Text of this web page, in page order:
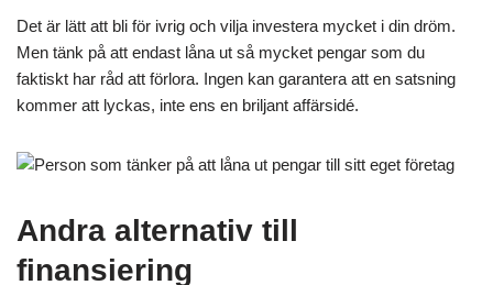
Det är lätt att bli för ivrig och vilja investera mycket i din dröm.
Men tänk på att endast låna ut så mycket pengar som du
faktiskt har råd att förlora. Ingen kan garantera att en satsning
kommer att lyckas, inte ens en briljant affärsidé.
Andra alternativ till
finansiering